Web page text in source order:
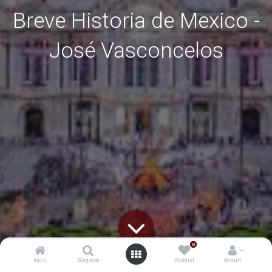
Inicio Búsqueda
0
Wishlist Account
Breve Historia de Mexico -
José Vasconcelos